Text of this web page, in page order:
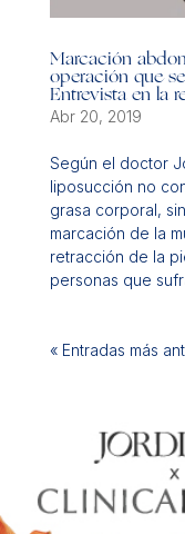
Marcación
operación que
Entrevista en la
Abr 20, 2019
Según el doctor
liposucción no
grasa corporal,
marcación de la
retracción de la
personas que
« Entradas más